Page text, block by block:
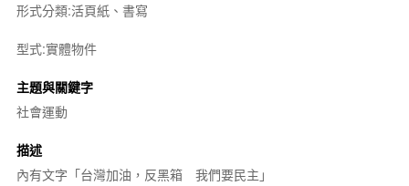
形式分類:活頁紙、書寫
型式:實體物件
主題與關鍵字
社會運動
描述
內有文字「台灣加油，反黑箱 我們要民主」